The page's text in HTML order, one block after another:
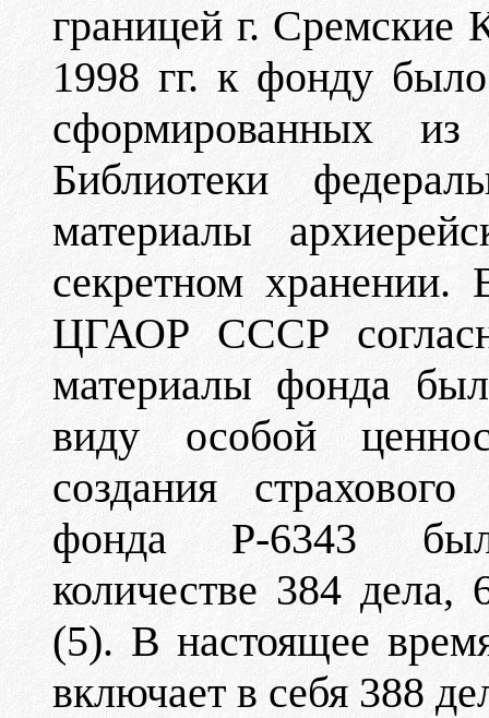
границей г.
1998 гг. к фонду
сформированных
Библиотеки
материалы
секретном
ЦГАОР СССР
материалы фонда
виду особой
создания
фонда Р-6343
количестве 384
(5). В настоящее
включает в себя 388